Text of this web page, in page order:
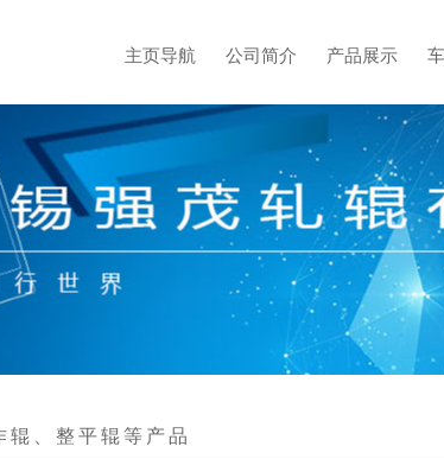
主页导航 公司简介 产品展示
、整平辊等产品